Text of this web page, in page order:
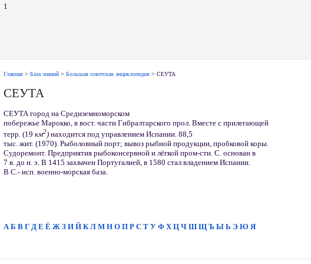
1
Главная > База знаний > Большая советская энциклопедия > СЕУТА
СЕУТА
СЕУТА город на Средиземноморском
побережье Марокко, в вост. части Гибралтарского прол. Вместе с прилегающей
терр. (19 км2) находится под управлением Испании. 88,5
тыс. жит. (1970). Рыболовный порт; вывоз рыбной продукции, пробковой коры.
Судоремонт. Предприятия рыбоконсервной и лёгкой пром-сти. С. основан в
7 в. до н. э. В 1415 захвачен Португалией, в 1580 стал владением Испании.
В С.- исп. военно-морская база.
А Б В Г Д Е Ё Ж З И Й К Л М Н О П Р С Т У Ф Х Ц Ч Ш Щ Ъ Ы Ь Э Ю Я